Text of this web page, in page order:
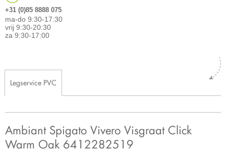
+31 (0)85 8888 075
ma-do 9:30-17:30
vrij 9:30-20:30
za 9:30-17:00
Legservice PVC
Ambiant Spigato Vivero Visgraat Click
Warm Oak 6412282519